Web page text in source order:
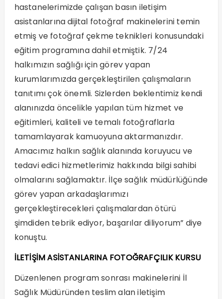
hastanelerimizde çalışan basın iletişim
asistanlarına dijital fotoğraf makinelerini temin
etmiş ve fotoğraf çekme teknikleri konusundaki
eğitim programına dahil etmiştik. 7/24
halkımızın sağlığı için görev yapan
kurumlarımızda gerçekleştirilen çalışmaların
tanıtımı çok önemli. Sizlerden beklentimiz kendi
alanınızda öncelikle yapılan tüm hizmet ve
eğitimleri, kaliteli ve temalı fotoğraflarla
tamamlayarak kamuoyuna aktarmanızdır.
Amacımız halkın sağlık alanında koruyucu ve
tedavi edici hizmetlerimiz hakkında bilgi sahibi
olmalarını sağlamaktır. İlçe sağlık müdürlüğünde
görev yapan arkadaşlarımızı
gerçekleştirecekleri çalışmalardan ötürü
şimdiden tebrik ediyor, başarılar diliyorum” diye
konuştu.
İLETİŞİM ASİSTANLARINA FOTOĞRAFÇILIK KURSU
Düzenlenen program sonrası makinelerini İl
Sağlık Müdüründen teslim alan iletişim